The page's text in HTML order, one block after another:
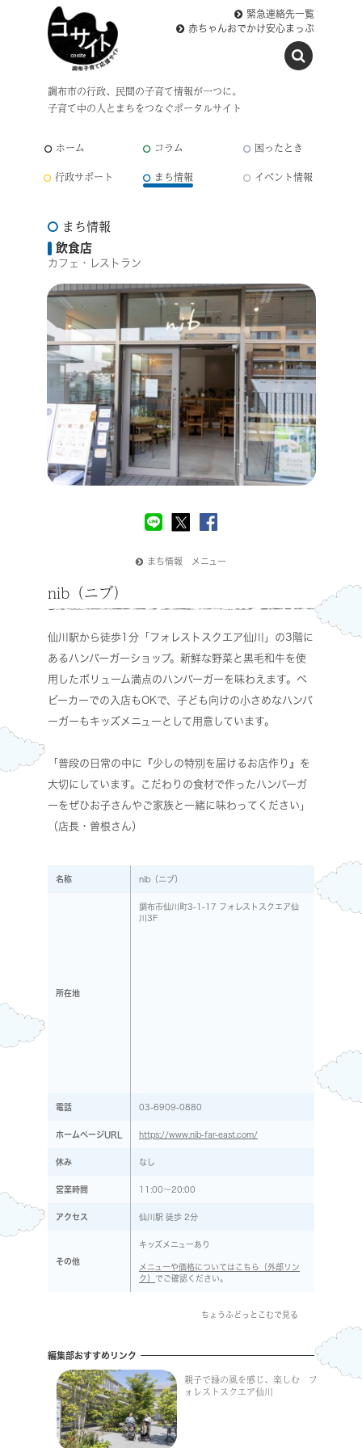
調布市の行政、民間の子育て情報が一つに。
子育て中の人とまちをつなぐポータルサイト
緊急連絡先一覧
赤ちゃんおでかけ安心まっぷ
ホーム コラム
困ったとき
行政サポート
まち情報 イベント情報
まち情報
飲食店
カフェ・レストラン
まち情報 メニュー
nib（ニブ）
仙川駅から徒歩1分「フォレストスクエア仙川」の3階に
あるハンバーガーショップ。新鮮な野菜と黒毛和牛を使
用したボリューム満点のハンバーガーを味わえます。ベ
ビーカーでの入店もOKで、子ども向けの小さめなハンバ
ーガーもキッズメニューとして用意しています。
「普段の日常の中に『少しの特別を届けるお店作り』を
大切にしています。こだわりの食材で作ったハンバーガ
ーをぜひお子さんやご家族と一緒に味わってください」
（店長・曽根さん）
名称 nib（ニブ）
所在地
調布市仙川町3-1-17 フォレストスクエア仙
川3F
電話 03-6909-0880
ホームページURL https://www.nib-far-east.com/
休み なし
営業時間 11:00～20:00
アクセス 仙川駅 徒歩 2分
その他
キッズメニューあり
メニューや価格についてはこちら（外部リン
ク） でご確認ください。
ちょうふどっとこむで見る
編集部おすすめリンク
親子で緑の風を感じ、楽しむ フ
ォレストスクエア仙川